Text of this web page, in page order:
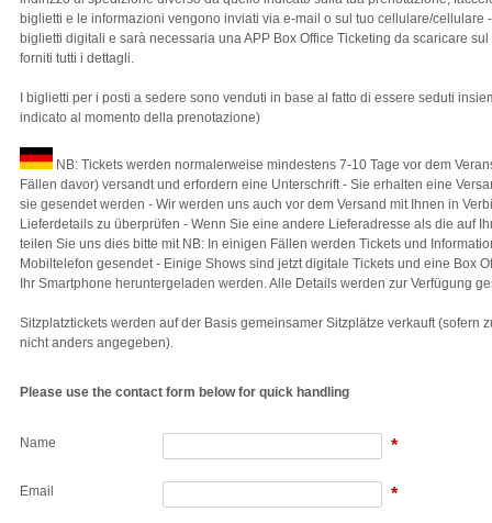
biglietti e le informazioni vengono inviati via e-mail o sul tuo cellulare/cellulare
biglietti digitali e sarà necessaria una APP Box Office Ticketing da scaricare
forniti tutti i dettagli.
I biglietti per i posti a sedere sono venduti in base al fatto di essere seduti
indicato al momento della prenotazione)
NB: Tickets werden normalerweise mindestens 7-10 Tage vor dem
Fällen davor) versandt und erfordern eine Unterschrift - Sie erhalten eine
sie gesendet werden - Wir werden uns auch vor dem Versand mit Ihnen in
Lieferdetails zu überprüfen - Wenn Sie eine andere Lieferadresse als die auf
teilen Sie uns dies bitte mit NB: In einigen Fällen werden Tickets und
Mobiltelefon gesendet - Einige Shows sind jetzt digitale Tickets und eine Box
Ihr Smartphone heruntergeladen werden. Alle Details werden zur Verfügung
Sitzplatztickets werden auf der Basis gemeinsamer Sitzplätze verkauft (sofern
nicht anders angegeben).
Please use the contact form below for quick handling
Name *
Email *